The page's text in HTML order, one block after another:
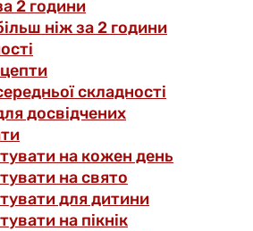
2 години
ніж за 2 години
складності
досвідчених
на кожен день
на свято
для дитини
на пікнік